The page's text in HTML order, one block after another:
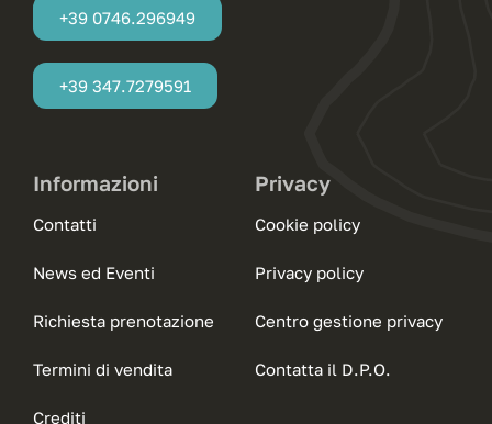
+39 0746.296949
+39 347.7279591
Informazioni
Contatti
News ed Eventi
Richiesta prenotazione
Termini di vendita
Crediti
Privacy
Cookie policy
Privacy policy
Centro gestione privacy
Contatta il D.P.O.